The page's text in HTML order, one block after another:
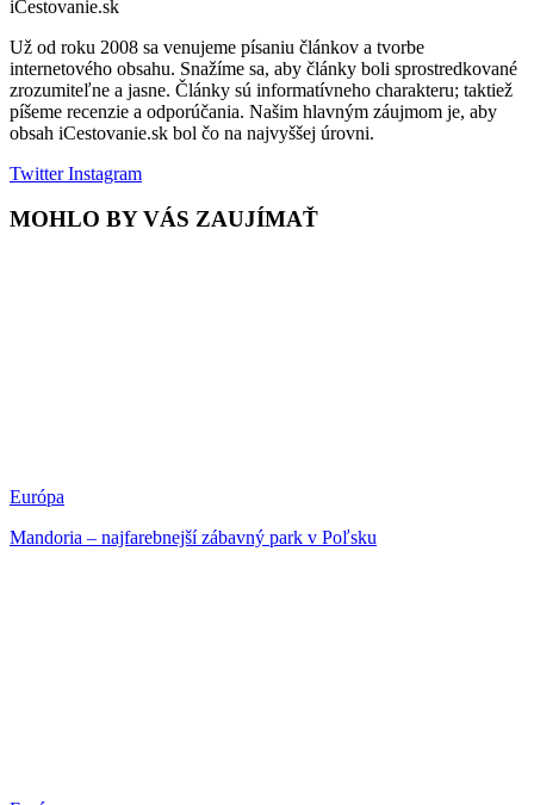
iCestovanie.sk
Už od roku 2008 sa venujeme písaniu článkov a tvorbe
internetového obsahu. Snažíme sa, aby články boli sprostredkované
zrozumiteľne a jasne. Články sú informatívneho charakteru; taktiež
píšeme recenzie a odporúčania. Našim hlavným záujmom je, aby
obsah iCestovanie.sk bol čo na najvyššej úrovni.
TwitterInstagram
MOHLO BY VÁS ZAUJÍMAŤ
Európa
Mandoria – najfarebnejší zábavný park v Poľsku